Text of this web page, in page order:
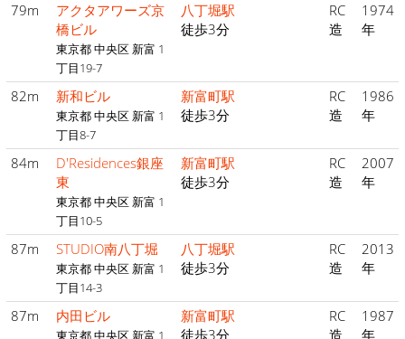
79m
アクタアワーズ京
橋ビル
東京都 中央区 新富 1
丁目19-7
八丁堀駅
徒歩3分
RC
造
1974
年
82m 新和ビル
東京都 中央区 新富 1
丁目8-7
新富町駅
徒歩3分
RC
造
1986
年
84m
D'Residences銀座
東
東京都 中央区 新富 1
丁目10-5
新富町駅
徒歩3分
RC
造
2007
年
87m STUDIO南八丁堀
東京都 中央区 新富 1
丁目14-3
八丁堀駅
徒歩3分
RC
造
2013
年
87m 内田ビル
東京都 中央区 新富 1
新富町駅
徒歩3分
RC
造
1987
年